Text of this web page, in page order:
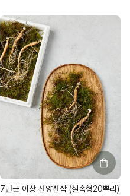
7년근 이상 산양산삼 (실속형20뿌리)